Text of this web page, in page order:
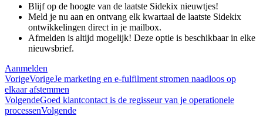
Blijf op de hoogte van de laatste Sidekix nieuwtjes!
Meld je nu aan en ontvang elk kwartaal de laatste Sidekix
ontwikkelingen direct in je mailbox.
Afmelden is altijd mogelijk! Deze optie is beschikbaar in elke
nieuwsbrief.
Aanmelden
VorigeVorigeJe marketing en e-fulfilment stromen naadloos op
elkaar afstemmen
VolgendeGoed klantcontact is de regisseur van je operationele
processenVolgende